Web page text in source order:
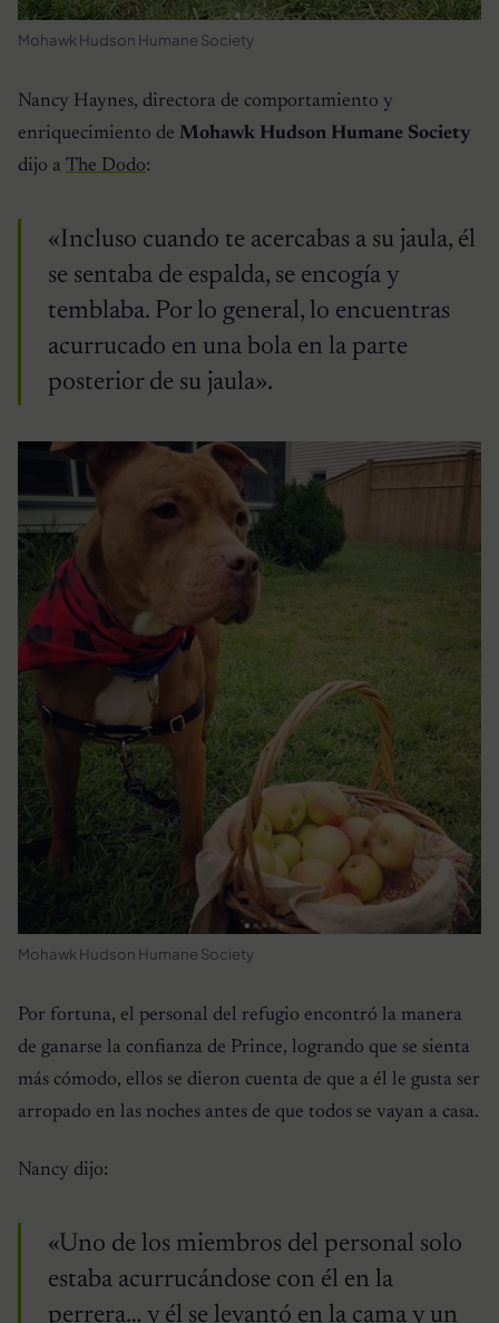
Mohawk Hudson Humane Society
Nancy Haynes, directora de comportamiento y
enriquecimiento de Mohawk Hudson Humane Society
dijo a The Dodo:
«Incluso cuando te acercabas a su jaula, él
se sentaba de espalda, se encogía y
temblaba. Por lo general, lo encuentras
acurrucado en una bola en la parte
posterior de su jaula».
Mohawk Hudson Humane Society
Por fortuna, el personal del refugio encontró la manera
de ganarse la confianza de Prince, logrando que se sienta
más cómodo, ellos se dieron cuenta de que a él le gusta ser
arropado en las noches antes de que todos se vayan a casa.
Nancy dijo:
«Uno de los miembros del personal solo
estaba acurrucándose con él en la
perrera… y él se levantó en la cama y un